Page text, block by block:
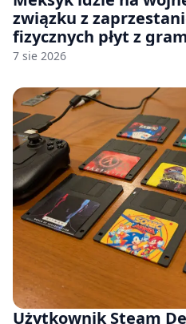
związku z
fizycznych płyt z
7 sie 2026
Użytkownik Steam